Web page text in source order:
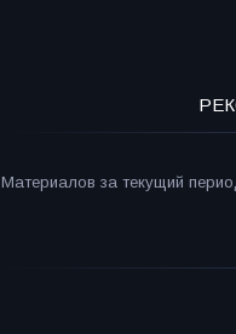
Материалов за текущий